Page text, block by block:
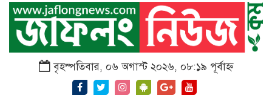
বৃহস্পতিবার, ০৬ অগাস্ট ২০২৬, ০৮:১৯ পূর্বাহ্ন